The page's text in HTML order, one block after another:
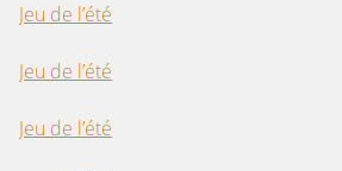
Jeu de l’été
Jeu de l’été
Jeu de l’été